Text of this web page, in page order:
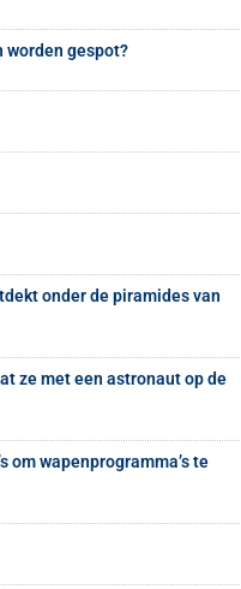
worden gespot?
onder de piramides van
ze met een astronaut op de
om wapenprogramma’s te